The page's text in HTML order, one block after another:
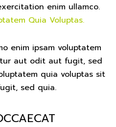
enim ullamco.
Quia Voluptas.
enim ipsam voluptatem
aut odit aut fugit, sed
quia voluptas sit
sed quia.